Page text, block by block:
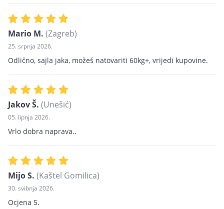
Mario M. (Zagreb)
25. srpnja 2026.
Odlično, sajla jaka, možeš natovariti 60kg+, vrijedi kupovine.
Jakov Š. (Unešić)
05. lipnja 2026.
Vrlo dobra naprava..
Mijo S. (Kaštel Gomilica)
30. svibnja 2026.
Ocjena 5.